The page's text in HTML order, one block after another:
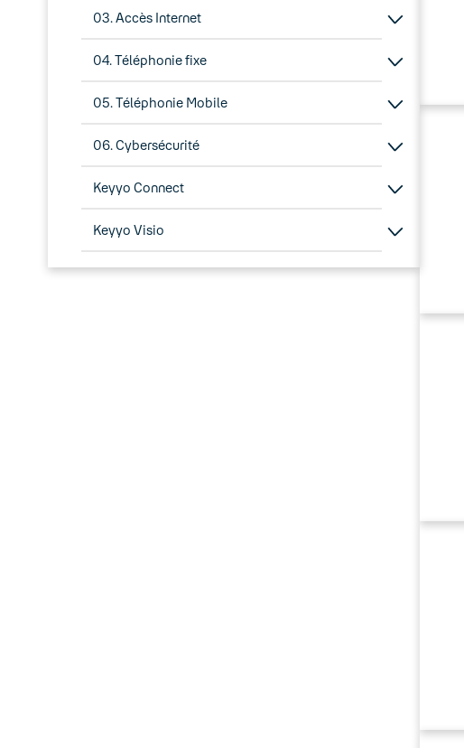
03. Accès Internet
04. Téléphonie fixe
05. Téléphonie Mobile
06. Cybersécurité
Keyyo Connect
Keyyo Visio